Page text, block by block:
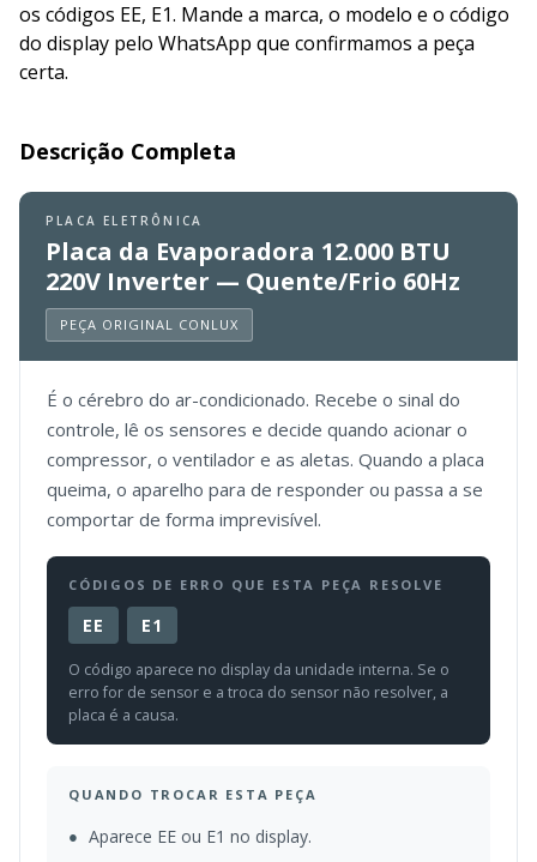
os códigos EE, E1. Mande a marca, o modelo e o código
do display pelo WhatsApp que confirmamos a peça
certa.
Descrição Completa
PLACA ELETRÔNICA
Placa da Evaporadora 12.000 BTU
220V Inverter — Quente/Frio 60Hz
PEÇA ORIGINAL CONLUX
É o cérebro do ar-condicionado. Recebe o sinal do
controle, lê os sensores e decide quando acionar o
compressor, o ventilador e as aletas. Quando a placa
queima, o aparelho para de responder ou passa a se
comportar de forma imprevisível.
CÓDIGOS DE ERRO QUE ESTA PEÇA RESOLVE
EE E1
O código aparece no display da unidade interna. Se o
erro for de sensor e a troca do sensor não resolver, a
placa é a causa.
QUANDO TROCAR ESTA PEÇA
● Aparece EE ou E1 no display.